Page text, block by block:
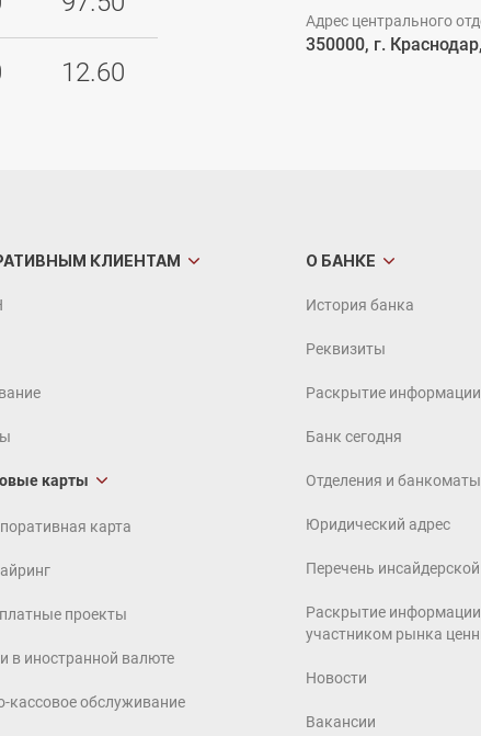
12.60
Адрес центрального
350000, г.
КЛИЕНТАМ
карты
карта
проекты
в иностранной валюте
кассовое обслуживание
О БАНКЕ
История банка
Реквизиты
Раскрытие информации
Банк сегодня
Отделения и банкоматы
Юридический адрес
Перечень
Раскрытие
участником рынка
Новости
Вакансии